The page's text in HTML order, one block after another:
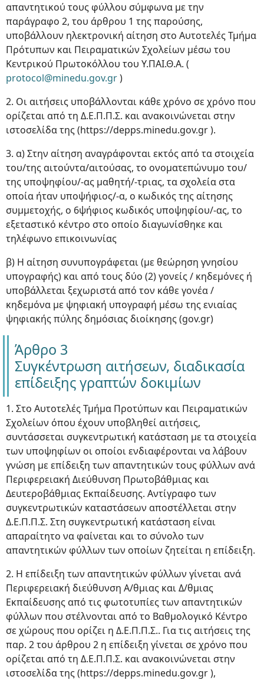
απαντητικού τους φύλλου σύμφωνα με την
παράγραφο 2, του άρθρου 1 της παρούσης,
υποβάλλουν ηλεκτρονική αίτηση στο Αυτοτελές Τμήμα
Πρότυπων και Πειραματικών Σχολείων μέσω του
Κεντρικού Πρωτοκόλλου του Υ.ΠΑΙ.Θ.Α. (
protocol@minedu.gov.gr)
2. Οι αιτήσεις υποβάλλονται κάθε χρόνο σε χρόνο που
ορίζεται από τη Δ.Ε.Π.Π.Σ. και ανακοινώνεται στην
ιστοσελίδα της (https://depps.minedu.gov.gr ).
3. α) Στην αίτηση αναγράφονται εκτός από τα στοιχεία
του/της αιτούντα/αιτούσας, το ονοματεπώνυμο του/
της υποψηφίου/-ας μαθητή/-τριας, τα σχολεία στα
οποία ήταν υποψήφιος/-α, ο κωδικός της αίτησης
συμμετοχής, ο 6ψήφιος κωδικός υποψηφίου/-ας, το
εξεταστικό κέντρο στο οποίο διαγωνίσθηκε και
τηλέφωνο επικοινωνίας
β) Η αίτηση συνυπογράφεται (με θεώρηση γνησίου
υπογραφής) και από τους δύο (2) γονείς / κηδεμόνες ή
υποβάλλεται ξεχωριστά από τον κάθε γονέα /
κηδεμόνα με ψηφιακή υπογραφή μέσω της ενιαίας
ψηφιακής πύλης δημόσιας διοίκησης (gov.gr)
Άρθρο 3
Συγκέντρωση αιτήσεων, διαδικασία
επίδειξης γραπτών δοκιμίων
1. Στο Αυτοτελές Τμήμα Προτύπων και Πειραματικών
Σχολείων όπου έχουν υποβληθεί αιτήσεις,
συντάσσεται συγκεντρωτική κατάσταση με τα στοιχεία
των υποψηφίων οι οποίοι ενδιαφέρονται να λάβουν
γνώση με επίδειξη των απαντητικών τους φύλλων ανά
Περιφερειακή Διεύθυνση Πρωτοβάθμιας και
Δευτεροβάθμιας Εκπαίδευσης. Αντίγραφο των
συγκεντρωτικών καταστάσεων αποστέλλεται στην
Δ.Ε.Π.Π.Σ. Στη συγκεντρωτική κατάσταση είναι
απαραίτητο να φαίνεται και το σύνολο των
απαντητικών φύλλων των οποίων ζητείται η επίδειξη.
2. Η επίδειξη των απαντητικών φύλλων γίνεται ανά
Περιφερειακή διεύθυνση Α/θμιας και Δ/θμιας
Εκπαίδευσης από τις φωτοτυπίες των απαντητικών
φύλλων που στέλνονται από το Βαθμολογικό Κέντρο
σε χώρους που ορίζει η Δ.Ε.Π.Π.Σ.. Για τις αιτήσεις της
παρ. 2 του άρθρου 2 η επίδειξη γίνεται σε χρόνο που
ορίζεται από τη Δ.Ε.Π.Π.Σ. και ανακοινώνεται στην
ιστοσελίδα της (https://depps.minedu.gov.gr ),